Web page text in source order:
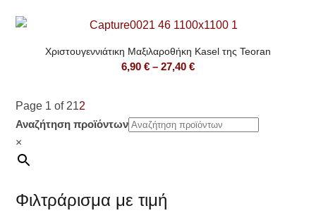
7,60 €
28,80 €
Χριστουγεννιάτικη Μαξιλαροθήκη Kasel της Teoran
6,90 € – 27,40 €Price
through
27,40 €
Page 1 of 212
Αναζήτηση προϊόντων
×
Φιλτράρισμα με τιμή